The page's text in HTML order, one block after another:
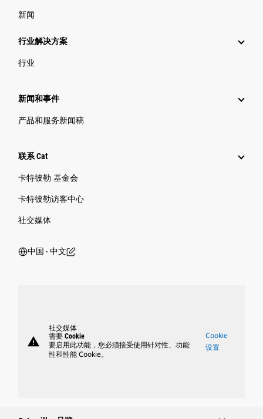
新闻
行业解决方案
行业
新闻和事件
产品和服务新闻稿
联系 Cat
卡特彼勒 基金会
卡特彼勒访客中心
社交媒体
中国 ‧ 中文
warning
社交媒体
需要 Cookie
要启用此功能，您必须接受使用针对性、功能
性和性能 Cookie。
Cookie
设置